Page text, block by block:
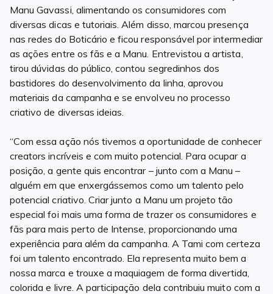
Manu Gavassi, alimentando os consumidores com
diversas dicas e tutoriais. Além disso, marcou presença
nas redes do Boticário e ficou responsável por intermediar
as ações entre os fãs e a Manu. Entrevistou a artista,
tirou dúvidas do público, contou segredinhos dos
bastidores do desenvolvimento da linha, aprovou
materiais da campanha e se envolveu no processo
criativo de diversas ideias.
“Com essa ação nós tivemos a oportunidade de conhecer
creators incríveis e com muito potencial. Para ocupar a
posição, a gente quis encontrar – junto com a Manu –
alguém em que enxergássemos como um talento pelo
potencial criativo. Criar junto a Manu um projeto tão
especial foi mais uma forma de trazer os consumidores e
fãs para mais perto de Intense, proporcionando uma
experiência para além da campanha. A Tami com certeza
foi um talento encontrado. Ela representa muito bem a
nossa marca e trouxe a maquiagem de forma divertida,
colorida e livre. A participação dela contribuiu muito com a